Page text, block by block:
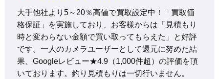
大手他社より5～20％高値で買取設定中！「買取価
格保証」を実施しており、お客様からは「見積もり
時と変わらない金額で買い取ってもらえた」と好評
です。一人のカメラユーザーとして還元に努めた結
果、Googleレビュー★4.9（1,000件超）の評価を頂
いております。釣り見積もりは一切行いません。